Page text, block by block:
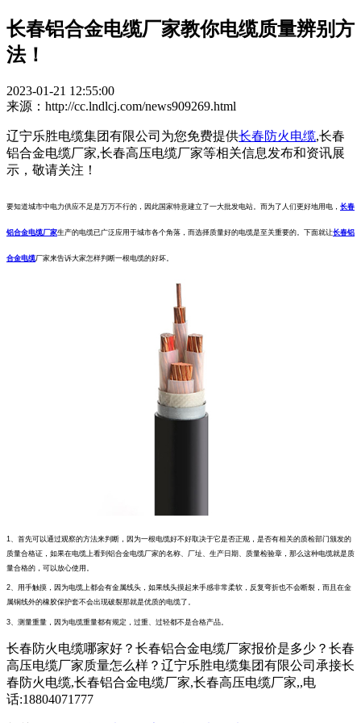
长春铝合金电缆厂家教你电缆质量辨别方
法！
2023-01-21 12:55:00
来源：http://cc.lndlcj.com/news909269.html
辽宁乐胜电缆集团有限公司为您免费提供长春防火电缆,长春
铝合金电缆厂家,长春高压电缆厂家等相关信息发布和资讯展
示，敬请关注！
要知道城市中电力供应不足是万万不行的，因此国家特意建立了一大批发电站。而为了人们更好地用电， 长春
铝合金电缆厂家生产的电缆已广泛应用于城市各个角落，而选择质量好的电缆是至关重要的。下面就让长春铝
合金电缆厂家来告诉大家怎样判断一根电缆的好坏。
1、首先可以通过观察的方法来判断，因为一根电缆好不好取决于它是否正规，是否有相关的质检部门颁发的
质量合格证，如果在电缆上看到铝合金电缆厂家的名称、厂址、生产日期、质量检验章，那么这种电缆就是质
量合格的，可以放心使用。
2、用手触摸，因为电缆上都会有金属线头，如果线头摸起来手感非常柔软，反复弯折也不会断裂，而且在金
属铜线外的橡胶保护套不会出现破裂那就是优质的电缆了。
3、测量重量，因为电缆重量都有规定，过重、过轻都不是合格产品。
长春防火电缆哪家好？长春铝合金电缆厂家报价是多少？长春
高压电缆厂家质量怎么样？辽宁乐胜电缆集团有限公司承接长
春防火电缆,长春铝合金电缆厂家,长春高压电缆厂家,,电
话:18804071777